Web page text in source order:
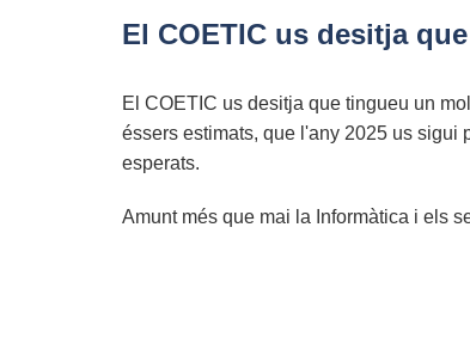
veus
que
transformen
El COETIC us desitja
El COETIC us desitja que tingueu un
éssers estimats, que l'any 2025 us sigui
esperats.
Amunt més que mai la Informàtica i els